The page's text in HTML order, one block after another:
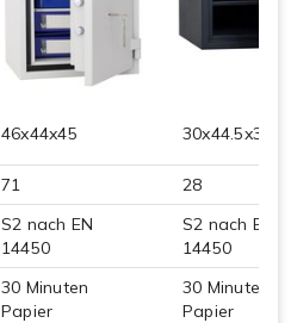
46x44x45 30x44.5x39
71 28
S2 nach EN
14450
S2 nach EN
14450
30 Minuten
Papier
30 Minuten
Papier